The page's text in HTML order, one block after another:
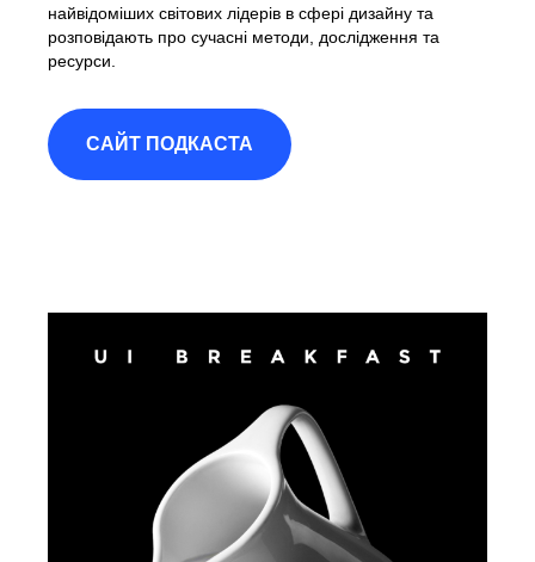
найвідоміших світових лідерів в сфері дизайну та
розповідають про сучасні методи, дослідження та
ресурси.
САЙТ ПОДКАСТА